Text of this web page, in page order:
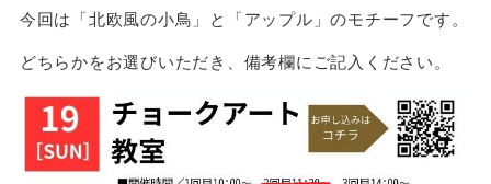
今回は「北欧風の小鳥」と「アップル」のモチーフです。
どちらかをお選びいただき、備考欄にご記入ください。